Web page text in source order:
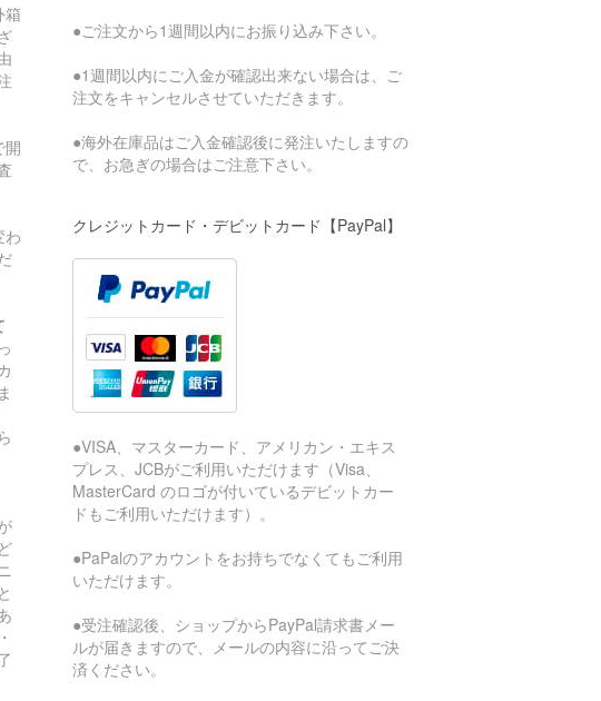
箱
開
わ
●ご注文から1週間以内にお振り込み下さい。
●1週間以内にご入金が確認出来ない場合は、ご
注文をキャンセルさせていただきます。
●海外在庫品はご入金確認後に発注いたしますの
で、お急ぎの場合はご注意下さい。
クレジットカード・デビットカード【PayPal】
●VISA、マスターカード、アメリカン・エキス
プレス、JCBがご利用いただけます（Visa、
MasterCard のロゴが付いているデビットカー
ドもご利用いただけます）。
●PaPalのアカウントをお持ちでなくてもご利用
いただけます。
●受注確認後、ショップからPayPal請求書メー
ルが届きますので、メールの内容に沿ってご決
済ください。